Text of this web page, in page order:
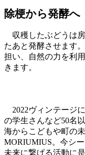
除梗から発酵へ
収穫したぶどうは
たあと発酵させます
担い、自然の力を利
きます。
2022ヴィンテージ
の学生さんなど50名
海からこどもや町の
MORIUMIUS。今シ
未来に繋げる活動に